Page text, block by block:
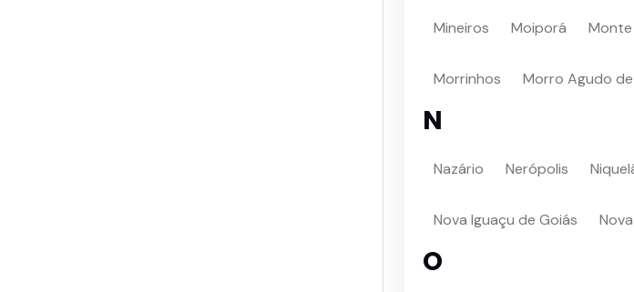
Mineiros Moiporá Monte
Morrinhos Morro Agudo
N
Nazário Nerópolis
Nova Iguaçu de Goiás
O